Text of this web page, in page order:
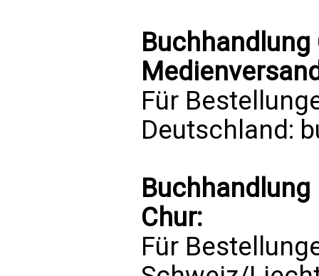
Für
Deutschland:
Buchhandlung
Chur:
Für